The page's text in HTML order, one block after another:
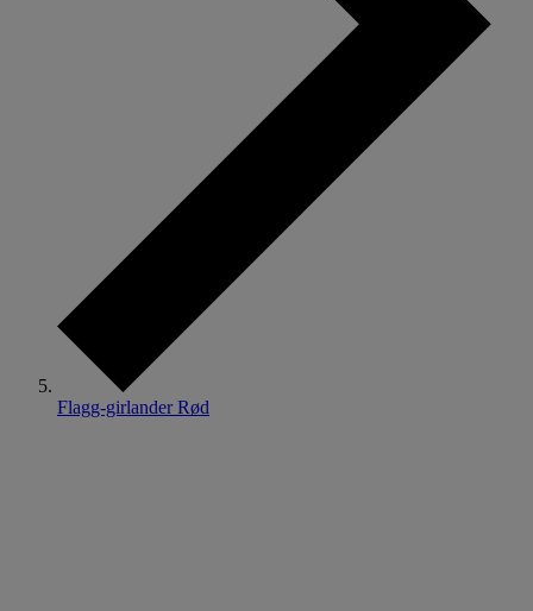
Flagg-girlander Rød